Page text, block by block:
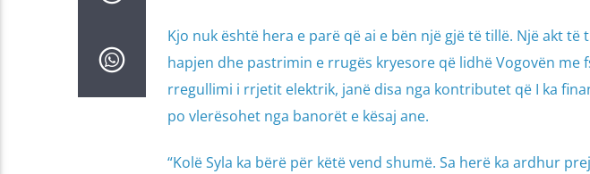
Kjo nuk është hera e parë që ai e bën një gjë të tillë. Një akt
hapjen dhe pastrimin e rrugës kryesore që lidhë Vogovën
rregullimi i rrjetit elektrik, janë disa nga kontributet që I ka
po vlerësohet nga banorët e kësaj ane.
“Kolë Syla ka bërë për këtë vend shumë. Sa herë ka ardhur